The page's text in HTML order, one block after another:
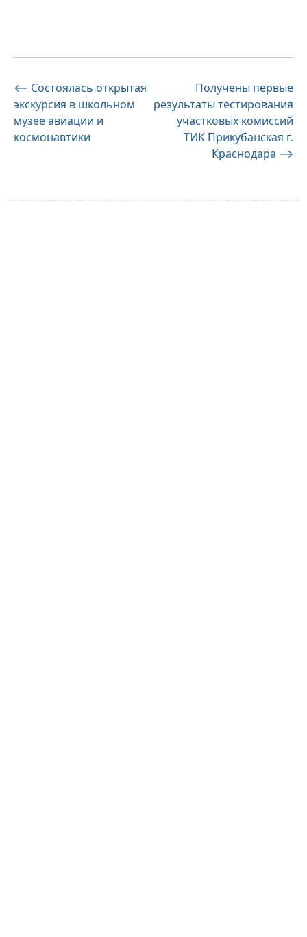
Навигация
по
записям
⟵ Состоялась открытая
экскурсия в школьном
музее авиации и
космонавтики
Получены первые
результаты тестирования
участковых комиссий
ТИК Прикубанская г.
Краснодара ⟶